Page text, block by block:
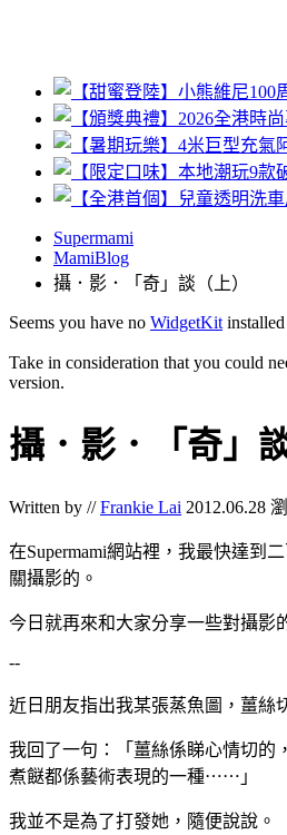
Supermami
MamiBlog
攝．影．「奇」談（上）
Seems you have no WidgetKit
Take in consideration that you could
version.
攝．影．「奇」
Written by //Frankie Lai 2012.06.28
在Supermami網站裡，我最快達到
關攝影的。
今日就再來和大家分享一些對攝影
--
近日朋友指出我某張蒸魚圖，薑絲
我回了一句：「薑絲係睇心情切的
煮餸都係藝術表現的一種⋯⋯」
我並不是為了打發她，隨便說說。